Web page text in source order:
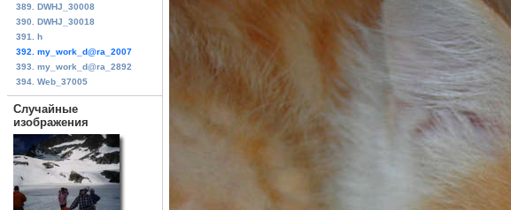
389. DWHJ_30008
390. DWHJ_30018
391. h
392. my_work_d@ra_2007
393. my_work_d@ra_2892
394. Web_37005
Случайные
изображения